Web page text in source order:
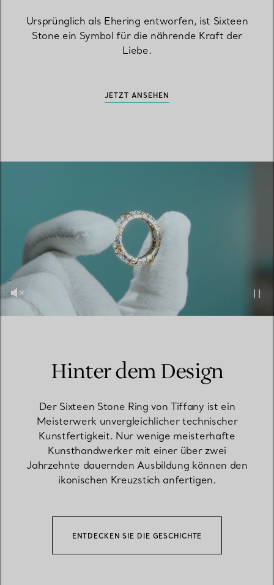
Ursprünglich als Ehering entworfen, ist Sixteen
Stone ein Symbol für die nährende Kraft der
Liebe.
JETZT ANSEHEN
Hinter dem Design
Der Sixteen Stone Ring von Tiffany ist ein
Meisterwerk unvergleichlicher technischer
Kunstfertigkeit. Nur wenige meisterhafte
Kunsthandwerker mit einer über zwei
Jahrzehnte dauernden Ausbildung können den
ikonischen Kreuzstich anfertigen.
ENTDECKEN SIE DIE GESCHICHTE